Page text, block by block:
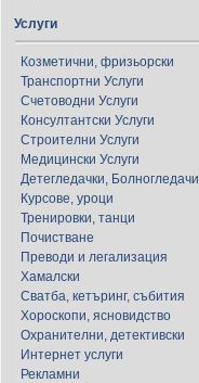
Услуги
Козметични, фризьорски
Транспортни Услуги
Счетоводни Услуги
Консултантски Услуги
Строителни Услуги
Медицински Услуги
Детегледачки, Болногледачи
Курсове, уроци
Тренировки, танци
Почистване
Преводи и легализация
Хамалски
Сватба, кетъринг, събития
Хороскопи, ясновидство
Охранителни, детективски
Интернет услуги
Рекламни